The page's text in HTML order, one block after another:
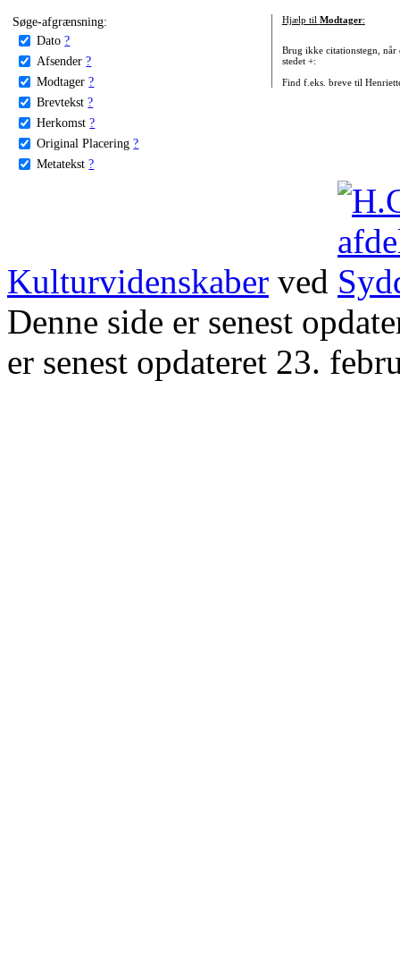
Søge-afgrænsning:
Dato ?
Afsender ?
Modtager ?
Brevtekst ?
Herkomst ?
Original Placering ?
Metatekst ?
Hjælp til Modtager:
Brug ikke citationstegn, når
stedet +:
Find f.eks. breve til
Kulturvidenskaber ved
Denne side er senest
er senest opdateret 23.